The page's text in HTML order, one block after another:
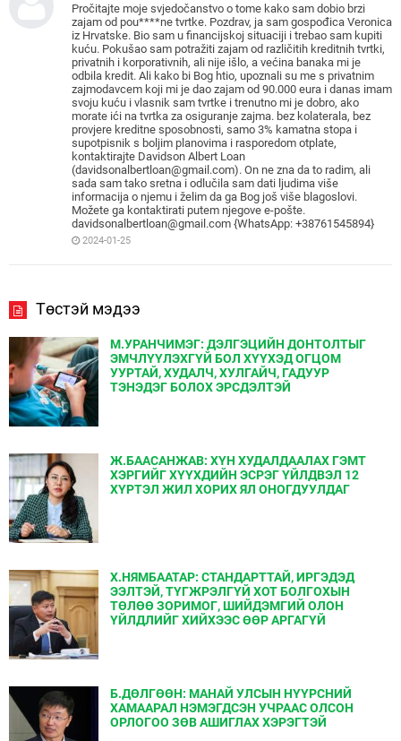
Pročitajte moje svjedočanstvo o tome kako sam dobio brzi
zajam od pou****ne tvrtke. Pozdrav, ja sam gospođica Veronica
iz Hrvatske. Bio sam u financijskoj situaciji i trebao sam kupiti
kuću. Pokušao sam potražiti zajam od različitih kreditnih tvrtki,
privatnih i korporativnih, ali nije išlo, a većina banaka mi je
odbila kredit. Ali kako bi Bog htio, upoznali su me s privatnim
zajmodavcem koji mi je dao zajam od 90.000 eura i danas imam
svoju kuću i vlasnik sam tvrtke i trenutno mi je dobro, ako
morate ići na tvrtka za osiguranje zajma. bez kolaterala, bez
provjere kreditne sposobnosti, samo 3% kamatna stopa i
supotpisnik s boljim planovima i rasporedom otplate,
kontaktirajte Davidson Albert Loan
(davidsonalbertloan@gmail.com). On ne zna da to radim, ali
sada sam tako sretna i odlučila sam dati ljudima više
informacija o njemu i želim da ga Bog još više blagoslovi.
Možete ga kontaktirati putem njegove e-pošte.
davidsonalbertloan@gmail.com {WhatsApp: +38761545894}
2024-01-25
Төстэй мэдээ
М.УРАНЧИМЭГ: ДЭЛГЭЦИЙН ДОНТОЛТЫГ
ЭМЧЛҮҮЛЭХГҮЙ БОЛ ХҮҮХЭД ОГЦОМ
УУРТАЙ, ХУДАЛЧ, ХУЛГАЙЧ, ГАДУУР
ТЭНЭДЭГ БОЛОХ ЭРСДЭЛТЭЙ
Ж.БААСАНЖАВ: ХҮН ХУДАЛДААЛАХ ГЭМТ
ХЭРГИЙГ ХҮҮХДИЙН ЭСРЭГ ҮЙЛДВЭЛ 12
ХҮРТЭЛ ЖИЛ ХОРИХ ЯЛ ОНОГДУУЛДАГ
Х.НЯМБААТАР: СТАНДАРТТАЙ, ИРГЭДЭД
ЭЭЛТЭЙ, ТҮГЖРЭЛГҮЙ ХОТ БОЛГОХЫН
ТӨЛӨӨ ЗОРИМОГ, ШИЙДЭМГИЙ ОЛОН
ҮЙЛДЛИЙГ ХИЙХЭЭС ӨӨР АРГАГҮЙ
Б.ДӨЛГӨӨН: МАНАЙ УЛСЫН НҮҮРСНИЙ
ХАМААРАЛ НЭМЭГДСЭН УЧРААС ОЛСОН
ОРЛОГОО ЗӨВ АШИГЛАХ ХЭРЭГТЭЙ